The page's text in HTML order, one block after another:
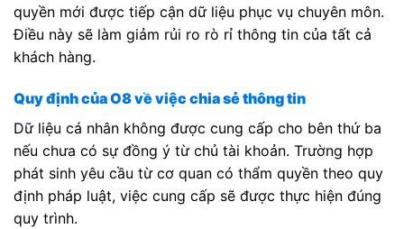
quyền mới được tiếp cận dữ liệu phục vụ chuyên môn.
Điều này sẽ làm giảm rủi ro rò rỉ thông tin của tất cả
khách hàng.
Quy định của O8 về việc chia sẻ thông tin
Dữ liệu cá nhân không được cung cấp cho bên thứ ba
nếu chưa có sự đồng ý từ chủ tài khoản. Trường hợp
phát sinh yêu cầu từ cơ quan có thẩm quyền theo quy
định pháp luật, việc cung cấp sẽ được thực hiện đúng
quy trình.